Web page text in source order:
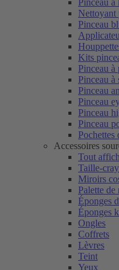
Pinceau à
Nettoyant
Pinceau
Kits
Pinceau à
Pinceau à
Pinceau
Pinceau
Pinceau
Pinceau
Pochettes
Accessoires
Tout
Taille-
Miroirs
Palette
Éponges
Éponges
Ongles
Coffrets
Lèvres
Teint
Yeux